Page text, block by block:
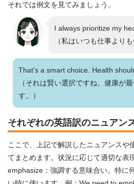
それでは例文を見てみましょう。
I always prioritize my
（私はいつも仕事より
That's a smart choice. Health
（それは賢い選択ですね。健康が
す。）
それぞれの英語訳のニュアン
ここで、上記で解説したニュアンスや
てまとめます。状況に応じて適切な表
emphasize：強調する意味合い。特に